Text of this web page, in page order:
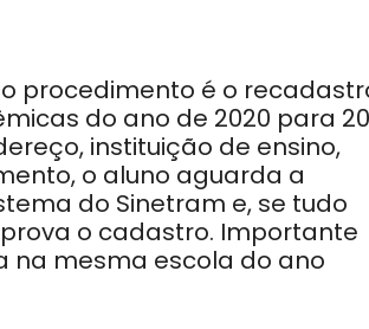
procedimento é o
do ano de 2020 para
instituição de ensino,
o aluno aguarda a
do Sinetram e, se tudo
o cadastro. Importante
na mesma escola do ano